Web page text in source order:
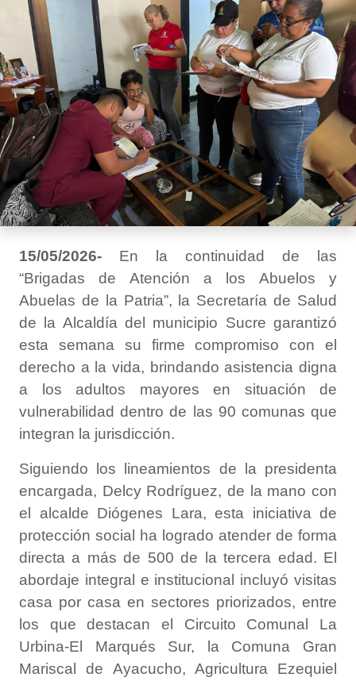
15/05/2026- En la continuidad de las
“Brigadas de Atención a los Abuelos y
Abuelas de la Patria”, la Secretaría de Salud
de la Alcaldía del municipio Sucre garantizó
esta semana su firme compromiso con el
derecho a la vida, brindando asistencia digna
a los adultos mayores en situación de
vulnerabilidad dentro de las 90 comunas que
integran la jurisdicción.
Siguiendo los lineamientos de la presidenta
encargada, Delcy Rodríguez, de la mano con
el alcalde Diógenes Lara, esta iniciativa de
protección social ha logrado atender de forma
directa a más de 500 de la tercera edad. El
abordaje integral e institucional incluyó visitas
casa por casa en sectores priorizados, entre
los que destacan el Circuito Comunal La
Urbina-El Marqués Sur, la Comuna Gran
Mariscal de Ayacucho, Agricultura Ezequiel